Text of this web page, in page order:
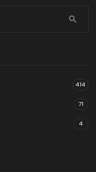
414
71
4